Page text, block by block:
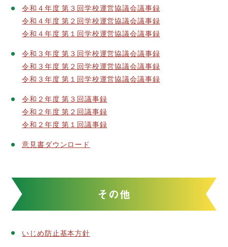
令和４年度 第３回学校運営協議会議事録
令和４年度 第２回学校運営協議会議事録
令和４年度 第１回学校運営協議会議事録
令和３年度 第３回学校運営協議会議事録
令和３年度 第２回学校運営協議会議事録
令和３年度 第１回学校運営協議会議事録
令和２年度 第３回議事録
令和２年度 第２回議事録
令和２年度 第１回議事録
意見書ダウンロード
その他
いじめ防止基本方針